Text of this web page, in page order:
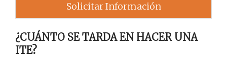
Solicitar Información
¿CUÁNTO SE TARDA EN HACER UNA
ITE?